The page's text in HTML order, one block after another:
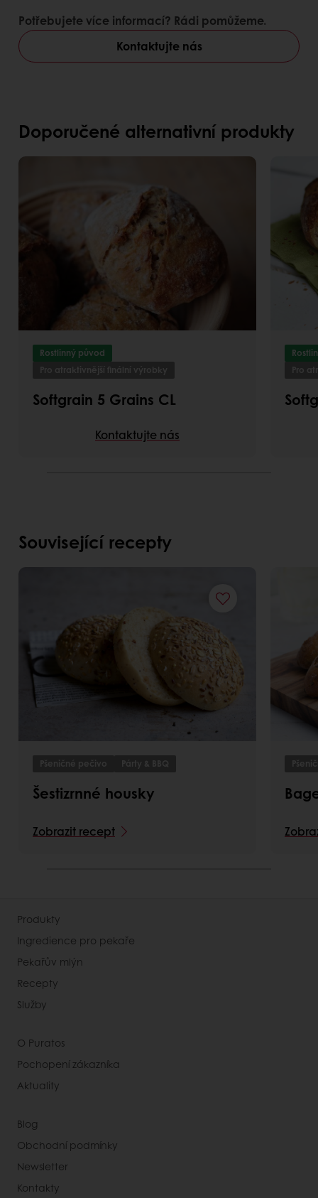
Potřebujete více informací? Rádi pomůžeme.
Kontaktujte nás
Doporučené alternativní produkty
Rostlinný původ
Pro atraktivnější finální výrobky
Softgrain 5 Grains CL
Kontaktujte nás
Pro
Související recepty
Pšeničné pečivo Párty & BBQ
Šestizrnné housky
Zobrazit recept
Produkty
Ingredience pro pekaře
Pekařův mlýn
Recepty
Služby
O Puratos
Pochopení zákazníka
Aktuality
Blog
Obchodní podmínky
Newsletter
Kontakty